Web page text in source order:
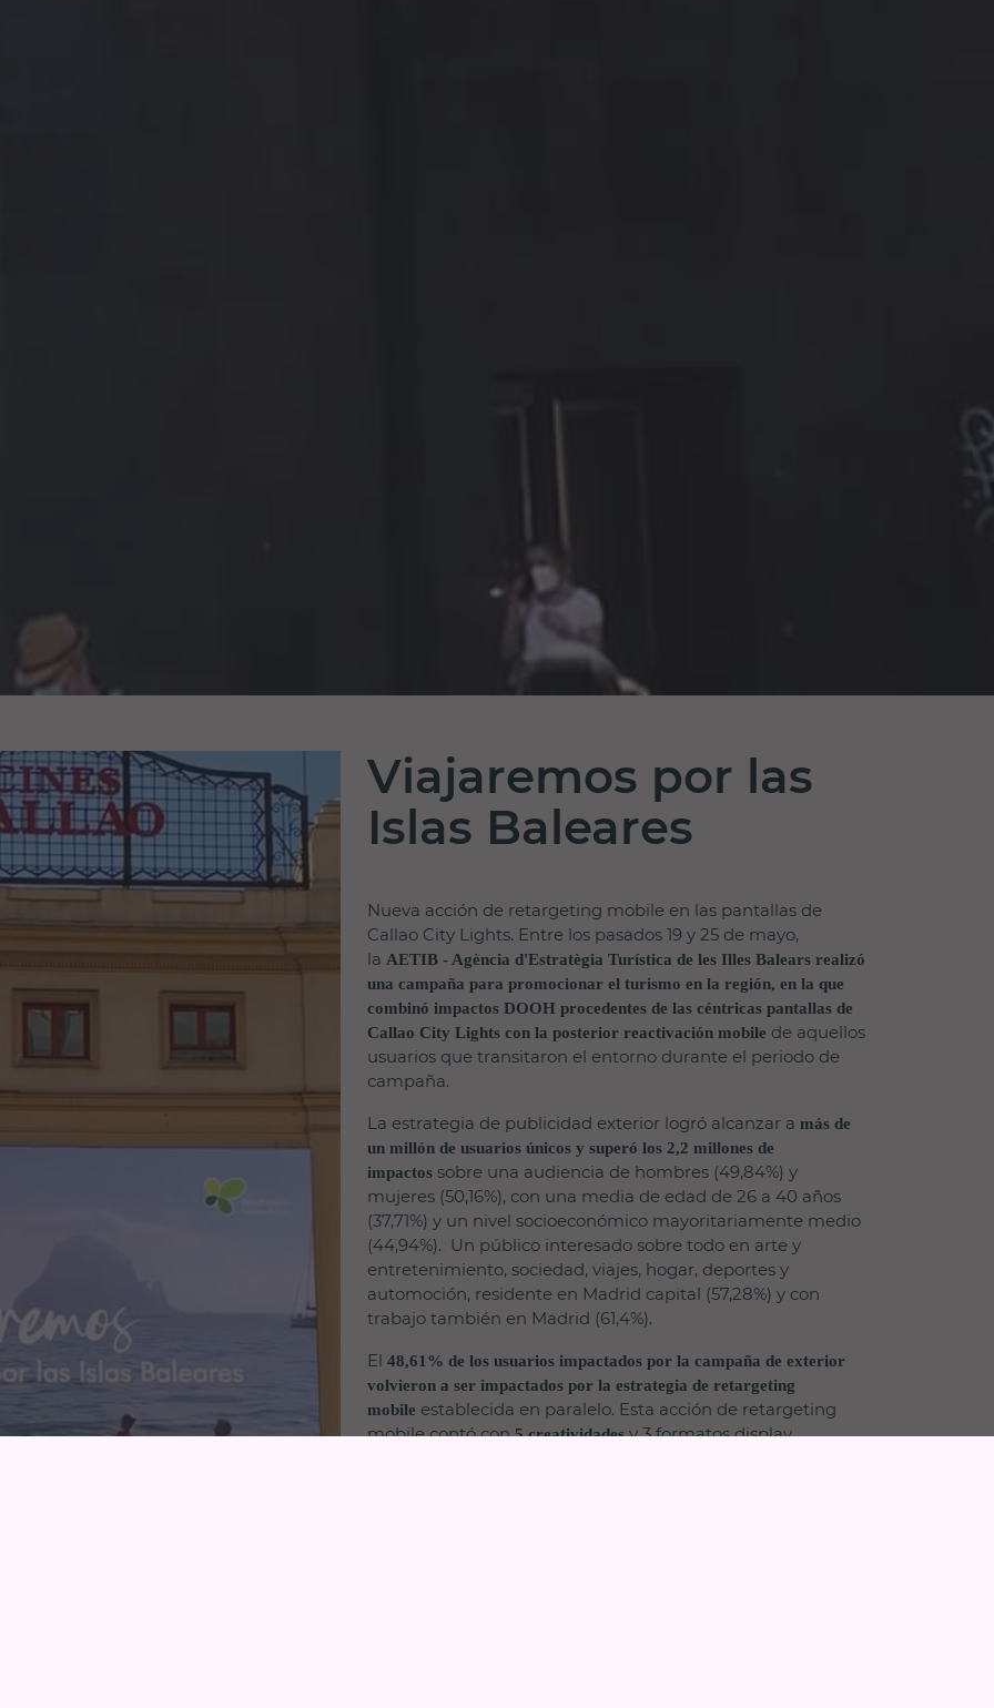
Viajaremos por las
Islas Baleares
Nueva acción de retargeting mobile en las pantallas de
Callao City Lights. Entre los pasados 19 y 25 de mayo,
la AETIB - Agència d'Estratègia Turística de les Illes Balears realizó
una campaña para promocionar el turismo en la región, en la que
combinó impactos DOOH procedentes de las céntricas pantallas de
Callao City Lights con la posterior reactivación mobile de aquellos
usuarios que transitaron el entorno durante el periodo de
campaña.
La estrategia de publicidad exterior logró alcanzar a más de
un millón de usuarios únicos y superó los 2,2 millones de
impactos sobre una audiencia de hombres (49,84%) y
mujeres (50,16%), con una media de edad de 26 a 40 años
(37,71%) y un nivel socioeconómico mayoritariamente medio
(44,94%). Un público interesado sobre todo en arte y
entretenimiento, sociedad, viajes, hogar, deportes y
automoción, residente en Madrid capital (57,28%) y con
trabajo también en Madrid (61,4%).
El 48,61% de los usuarios impactados por la campaña de exterior
volvieron a ser impactados por la estrategia de retargeting
mobile establecida en paralelo. Esta acción de retargeting
mobile contó con5 creatividadesy 3 formatos display